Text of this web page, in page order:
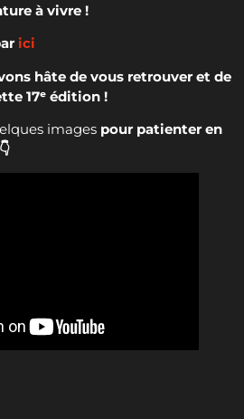
à vivre !
ici
hâte de vous retrouver et de
17ᵉ édition !
images pour patienter en